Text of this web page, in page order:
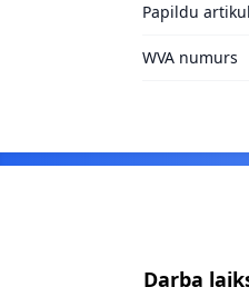
Papildu
WVA numurs
Darba